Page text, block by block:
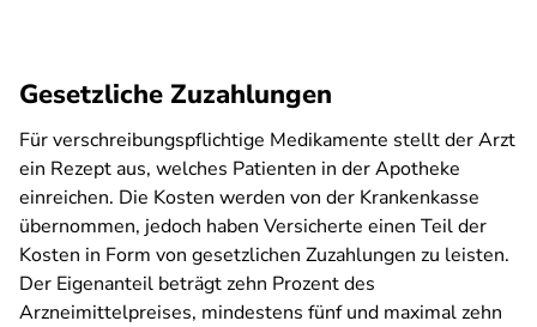
Gesetzliche Zuzahlungen
Für verschreibungspflichtige Medikamente stellt der Arzt
ein Rezept aus, welches Patienten in der Apotheke
einreichen. Die Kosten werden von der Krankenkasse
übernommen, jedoch haben Versicherte einen Teil der
Kosten in Form von gesetzlichen Zuzahlungen zu leisten.
Der Eigenanteil beträgt zehn Prozent des
Arzneimittelpreises, mindestens fünf und maximal zehn